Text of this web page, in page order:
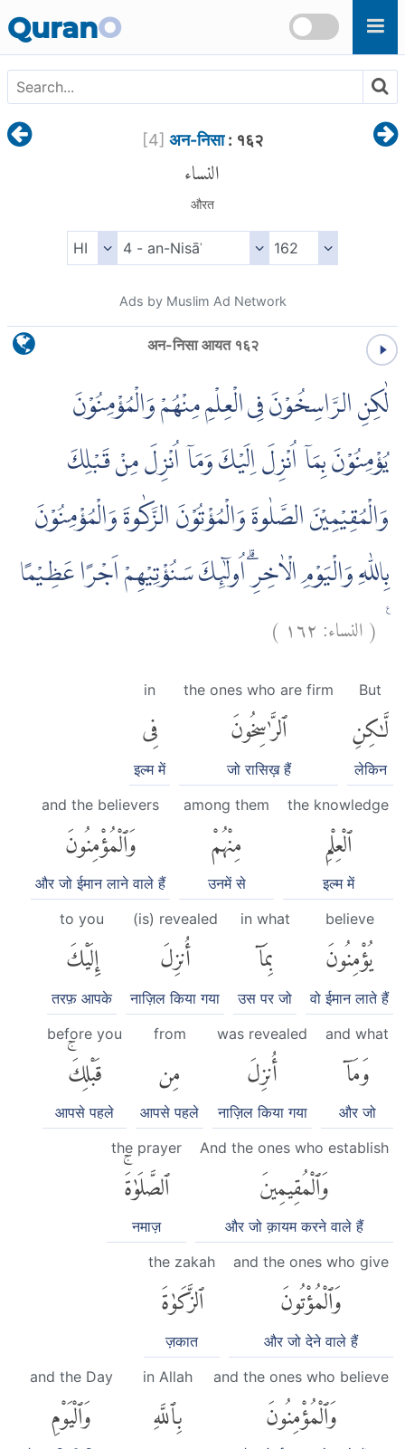
QuranO
[4] अन-निसा: १६२
النساء
औरत
Ads by Muslim Ad Network
अन-निसा आयत १६२
لٰكِنِ الرَّاسِخُوْنَ فِى الْعِلْمِ مِنْهُمْ وَالْمُؤْمِنُوْنَ
يُؤْمِنُوْنَ بِمَآ اُنْزِلَ اِلَيْكَ وَمَآ اُنْزِلَ مِنْ قَبْلِكَ
وَالْمُقِيْمِيْنَ الصَّلٰوةَ وَالْمُؤْتُوْنَ الزَّكٰوةَ وَالْمُؤْمِنُوْنَ
بِاللّٰهِ وَالْيَوْمِ الْاٰخِرِۗ اُولٰۤىِٕكَ سَنُؤْتِيْهِمْ اَجْرًا عَظِيْمًا
(النساء:١٦٢ )
But
لَّٰكِنِ
लेकिन
the ones who are firm
ٱلرَّٰسِخُونَ
जो रासिख़ हैं
in
فِى
इल्म में
the knowledge
ٱلْعِلْمِ
इल्म में
among them
مِنْهُمْ
उनमें से
and the believers
وَٱلْمُؤْمِنُونَ
और जो ईमान लाने वाले हैं
believe
يُؤْمِنُونَ
वो ईमान लाते हैं
in what
بِمَآ
उस पर जो
(is) revealed
أُنزِلَ
नाज़िल किया गया
to you
إِلَيْكَ
तरफ़ आपके
and what
وَمَآ
और जो
was revealed
أُنزِلَ
नाज़िल किया गया
from
مِن
आपसे पहले
before you
قَبْلِكَۚ
आपसे पहले
And the ones who establish
وَٱلْمُقِيمِينَ
और जो क़ायम करने वाले हैं
the prayer
ٱلصَّلَوٰةَۚ
नमाज़
and the ones who give
وَٱلْمُؤْتُونَ
और जो देने वाले हैं
the zakah
ٱلزَّكَوٰةَ
ज़कात
and the ones who believe
وَٱلْمُؤْمِنُونَ
in Allah
بِٱللَّهِ
and the Day
وَٱلْيَوْمِ